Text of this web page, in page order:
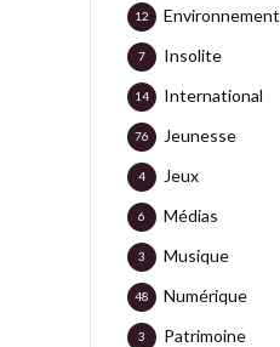
Environnement
12
Insolite
7
International
14
Jeunesse
76
Jeux
4
Médias
6
Musique
3
Numérique
48
Patrimoine
3